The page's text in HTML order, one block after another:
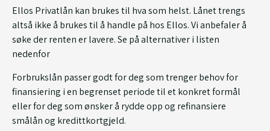
Ellos Privatlån kan brukes til hva som helst. Lånet trengs
altså ikke å brukes til å handle på hos Ellos. Vi anbefaler å
søke der renten er lavere. Se på alternativer i listen
nedenfor
Forbrukslån passer godt for deg som trenger behov for
finansiering i en begrenset periode til et konkret formål
eller for deg som ønsker å rydde opp og refinansiere
smålån og kredittkortgjeld.